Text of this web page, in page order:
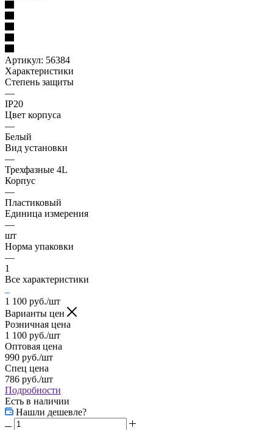
Артикул: 56384
Характеристики
Степень защиты
—
IP20
Цвет корпуса
—
Белый
Вид установки
—
Трехфазные 4L
Корпус
—
Пластиковый
Единица измерения
—
шт
Норма упаковки
—
1
Все характеристики
1 100 руб./шт
Варианты цен
Розничная цена
1 100 руб./шт
Оптовая цена
990 руб./шт
Спец цена
786 руб./шт
Подробности
Есть в наличии
Нашли дешевле?